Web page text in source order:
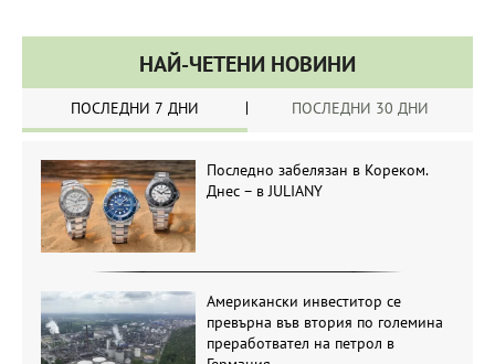
НАЙ-ЧЕТЕНИ НОВИНИ
ПОСЛЕДНИ 7 ДНИ ПОСЛЕДНИ 30 ДНИ
Последно забелязан в Кореком.
Днес – в JULIANY
Американски инвеститор се
превърна във втория по големина
преработвател на петрол в